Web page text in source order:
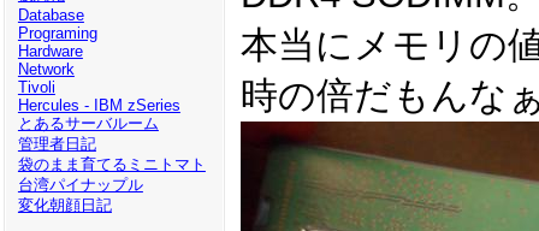
Database
Programing
Hardware
Network
Tivoli
Hercules - IBM zSeries
とあるサーバルーム
管理者日記
袋のまま育てるミニトマト
台湾パイナップル
変化朝顔日記
本当にメモリの
時の倍だもんな